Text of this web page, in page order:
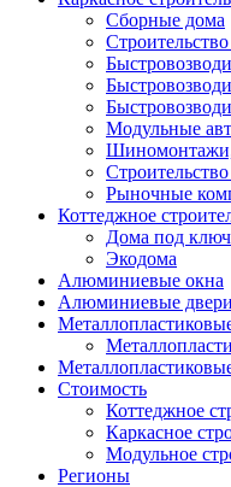
Сборные дома
Модульные
Рыночные
Коттеджное
Дома под
Экодома
Алюминиевые окна
Алюминиевые двери
Стоимость
Коттеджное
Каркасное
Модульное
Регионы